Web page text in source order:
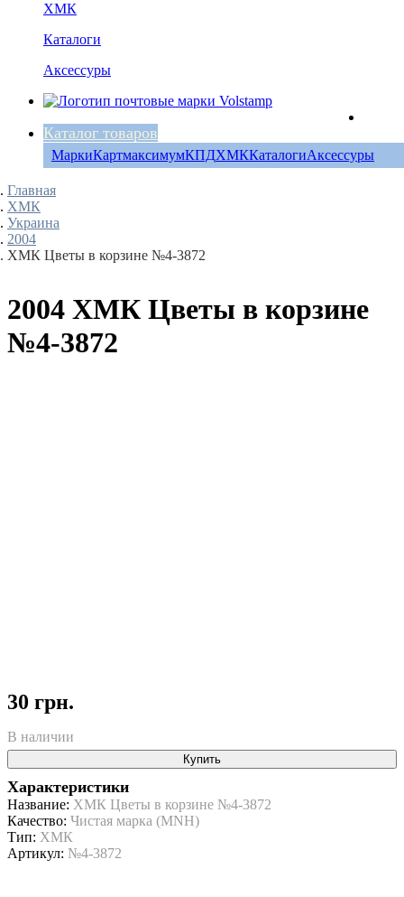
ХМК
Каталоги
Аксессуры
Каталог товаров
МаркиКартмаксимумКПДХМККаталогиАксессуры
Главная
ХМК
Украина
2004
ХМК Цветы в корзине №4-3872
2004 ХМК Цветы в корзине
№4-3872
30 грн.
В наличии
Купить
Характеристики
Название: ХМК Цветы в корзине №4-3872
Качество: Чистая марка (MNH)
Тип: ХМК
Артикул: №4-3872